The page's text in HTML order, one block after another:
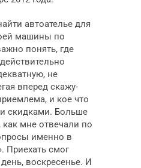
автоателье для
машины по
понять, где
не
вперед скажу-
и кое что
скидками. Больше
как мне отвечали по
именно в
Приехать смог
воскресенье. И